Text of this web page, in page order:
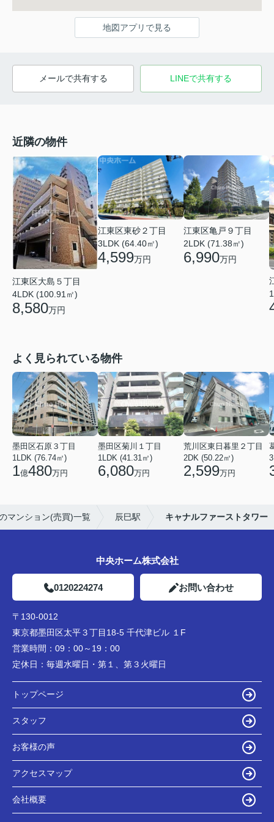
地図アプリで見る
メールで共有する LINEで共有する
近隣の物件
江東区大島５丁目
4LDK (100.91㎡)
8,580万円
江東区東砂２丁目
3LDK (64.40㎡)
4,599万円
江東区亀戸９丁目
2LDK (71.38㎡)
6,990万円
よく見られている物件
墨田区石原３丁目
1LDK (76.74㎡)
1億480万円
墨田区菊川１丁目
1LDK (41.31㎡)
6,080万円
荒川区東日暮里２丁目
2DK (50.22㎡)
2,599万円
マンション(売買)一覧 辰巳駅 キャナルファーストタワー
中央ホーム株式会社
0120224274 お問い合わせ
〒130-0012
東京都墨田区太平３丁目18-5 千代津ビル １F
営業時間： 09：00～19：00
定休日： 毎週水曜日・第１、第３火曜日
トップページ
スタッフ
お客様の声
アクセスマップ
会社概要